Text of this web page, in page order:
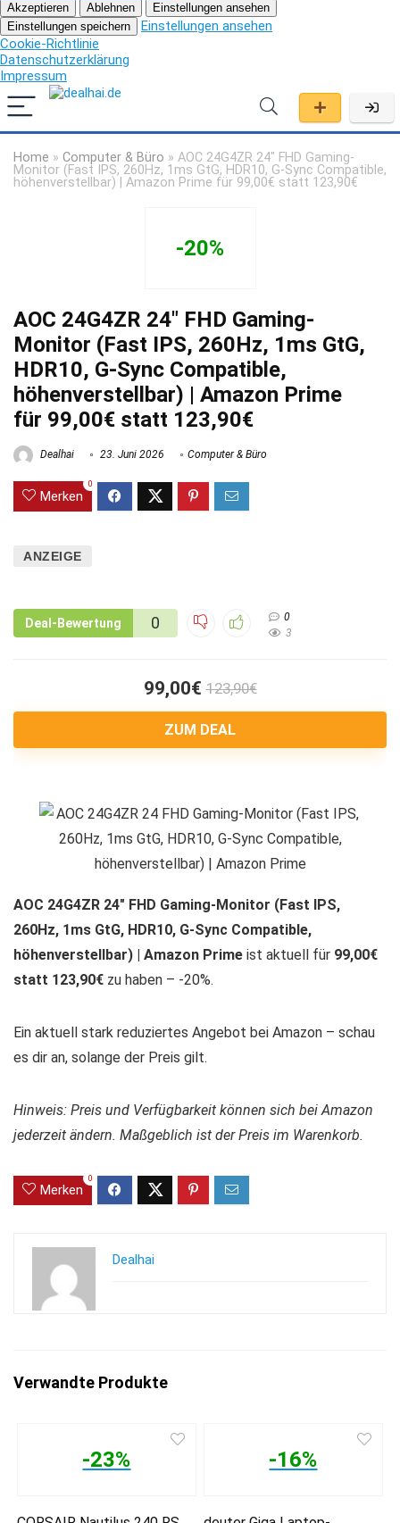
Akzeptieren Ablehnen
Einstellungen ansehen
Einstellungen speichern
Einstellungen ansehen
Cookie-Richtlinie
Datenschutzerklärung
Impressum
Home » Computer & Büro » AOC 24G4ZR 24″ FHD Gaming-
Monitor (Fast IPS, 260Hz, 1ms GtG, HDR10, G-Sync Compatible,
höhenverstellbar) | Amazon Prime für 99,00€ statt 123,90€
-20%
AOC 24G4ZR 24″ FHD Gaming-
Monitor (Fast IPS, 260Hz, 1ms GtG,
HDR10, G-Sync Compatible,
höhenverstellbar) | Amazon Prime
für 99,00€ statt 123,90€
Dealhai 23. Juni 2026 Computer & Büro
Merken
0
ANZEIGE
Deal-Bewertung 0
0
3
99,00€ 123,90€
ZUM DEAL
AOC 24G4ZR 24″ FHD Gaming-Monitor (Fast IPS,
260Hz, 1ms GtG, HDR10, G-Sync Compatible,
höhenverstellbar) | Amazon Prime ist aktuell für 99,00€
statt 123,90€ zu haben – -20%.
Ein aktuell stark reduziertes Angebot bei Amazon – schau
es dir an, solange der Preis gilt.
Hinweis: Preis und Verfügbarkeit können sich bei Amazon
jederzeit ändern. Maßgeblich ist der Preis im Warenkorb.
Merken
0
Dealhai
Verwandte Produkte
-23% -16%